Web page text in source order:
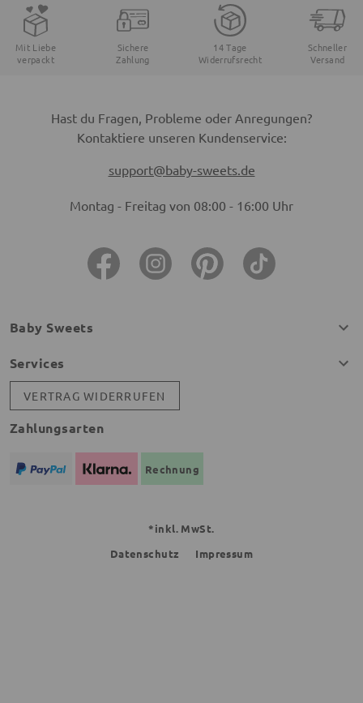
Mit Liebe
verpackt
Sichere
Zahlung
14 Tage
Widerrufsrecht
Schneller
Versand
Hast du Fragen, Probleme oder Anregungen?
Kontaktiere unseren Kundenservice:
support@baby-sweets.de
Montag - Freitag von 08:00 - 16:00 Uhr
Baby Sweets
Services
VERTRAG WIDERRUFEN
Zahlungsarten
Rechnung
*inkl. MwSt.
Datenschutz
Impressum